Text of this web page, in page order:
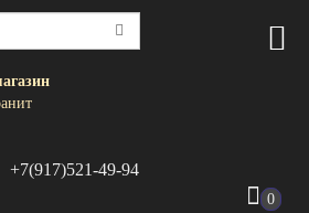
+7(917)521-49-94
0